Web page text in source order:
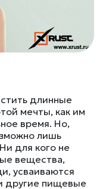
длинные
мечты, как им
время. Но,
лишь
для кого не
вещества,
усваиваются
другие пищевые